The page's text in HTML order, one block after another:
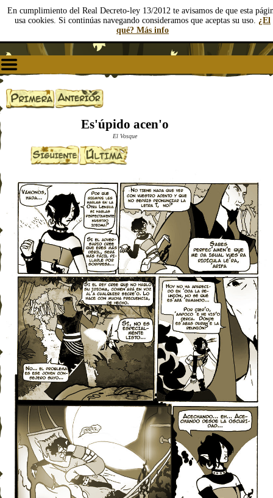
En cumplimiento del Real Decreto-ley 13/2012 te avisamos de que esta
usa cookies. Si continúas navegando consideramos que aceptas su uso. ¿El
qué? Más info
Es'úpido acen'o
El Vosque